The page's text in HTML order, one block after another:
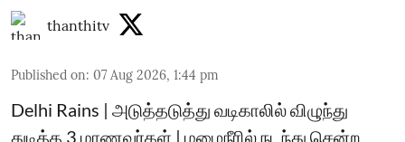
thanthitv
Published on: 07 Aug 2026, 1:44 pm
Delhi Rains | அடுத்தடுத்து வடிகாலில் விழுந்து
துடித்த 3 மாணவர்கள் | மழைநீரில் நடந்து சென்ற